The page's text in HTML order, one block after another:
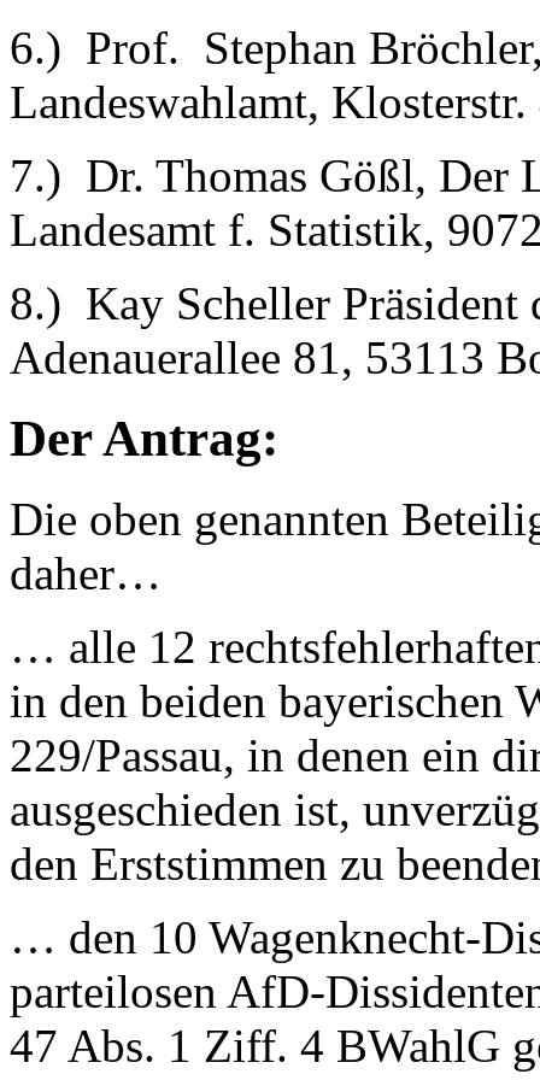
6.) Prof. Stephan
Landeswahlamt,
7.) Dr. Thomas Gößl, Der
Landesamt f. Statistik,
8.) Kay Scheller Präsident
Adenauerallee 81, 53113
Der Antrag:
Die oben genannten
daher…
… alle 12
in den beiden bayerischen
229/Passau, in denen ein
ausgeschieden ist,
den Erststimmen zu
… den 10 Wagenknecht-
parteilosen AfD-
47 Abs. 1 Ziff. 4 BWahlG